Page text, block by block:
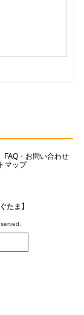
FAQ・お問い合わせ
マップ
たま】